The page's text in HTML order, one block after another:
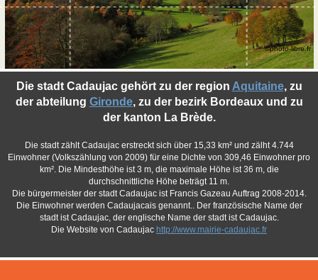
Die stadt Cadaujac gehört zu der region Aquitaine, zu
der abteilung Gironde, zu der bezirk Bordeaux und zu
der kanton La Brède.
Die stadt zählt Cadaujac erstreckt sich über 15,33 km² und zälht 4.744
Einwohner (Volkszählung von 2009) für eine Dichte von 309,46 Einwohner pro
km². Die Mindesthöhe ist 3 m, die maximale Höhe ist 36 m, die
durchschnittliche Höhe beträgt 11 m.
Die bürgermeister der stadt Cadaujac ist Francis Gazeau Auftrag 2008-2014.
Die Einwohner werden Cadaujacais genannt.. Der französische Name der
stadt ist Cadaujac, der englische Name der stadt ist Cadaujac.
Die Website von Cadaujac http://www.mairie-cadaujac.fr
©photo-libre.fr